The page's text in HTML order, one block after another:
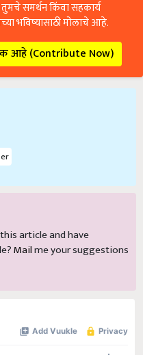
समर्थन किंवा सहकार्य
भविष्यासाठी मोलाचे आहे.
आहे (Contribute Now)
article and have
Mailme your suggestions